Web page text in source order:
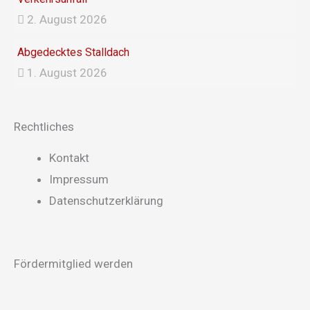
2. August 2026
Abgedecktes Stalldach
1. August 2026
Rechtliches
Main
Menu
Kontakt
Impressum
Datenschutzerklärung
Fördermitglied werden